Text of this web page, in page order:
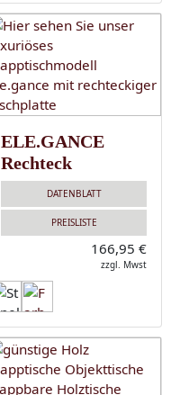
ELE.GANCE
Rechteck
DATENBLATT
PREISLISTE
166,95 €
zzgl. Mwst